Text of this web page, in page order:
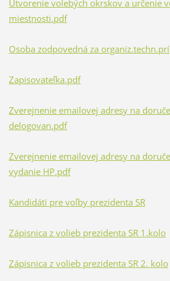
Utvorenie volebých okrskov a určenie
miestnosti.pdf
Osoba zodpovedná za
Zapisovateľka.pdf
Zverejnenie emailovej adresy na
delogovan.pdf
Zverejnenie emailovej adresy na
vydanie HP.pdf
Kandidáti pre voľby prezidenta SR
Zápisnica z volieb prezidenta SR 1.kolo
Zápisnica z volieb prezidenta SR 2. kolo